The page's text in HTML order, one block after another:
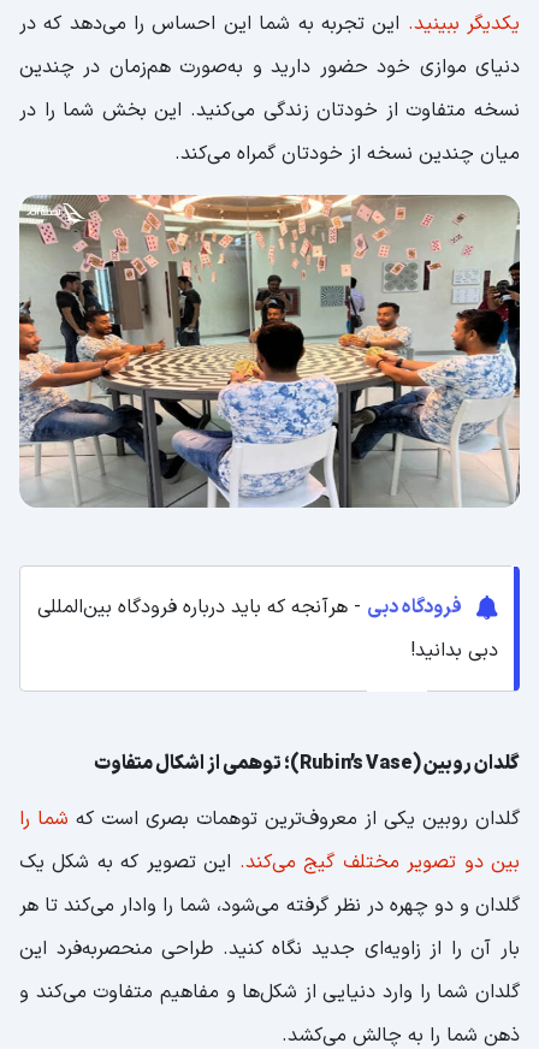
یکدیگر ببینید. این تجربه به شما این احساس را می‌دهد که در
دنیای موازی خود حضور دارید و به‌صورت هم‌زمان در چندین
نسخه متفاوت از خودتان زندگی می‌کنید. این بخش شما را در
میان چندین نسخه از خودتان گمراه می‌کند.
فرودگاه دبی - هرآنجه که باید درباره فرودگاه بین‌المللی
دبی بدانید!
گلدان روبین (Rubin’s Vase)؛ توهمی از اشکال متفاوت
گلدان روبین یکی از معروف‌ترین توهمات بصری است که شما را
بین دو تصویر مختلف گیج می‌کند. این تصویر که به شکل یک
گلدان و دو چهره در نظر گرفته می‌شود، شما را وادار می‌کند تا هر
بار آن را از زاویه‌ای جدید نگاه کنید. طراحی منحصربه‌فرد این
گلدان شما را وارد دنیایی از شکل‌ها و مفاهیم متفاوت می‌کند و
ذهن شما را به چالش می‌کشد.